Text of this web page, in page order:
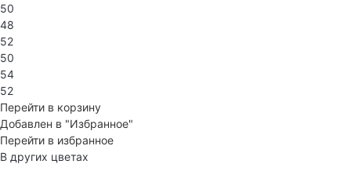
50
48
52
50
54
52
Перейти в корзину
Добавлен в "Избранное"
Перейти в избранное
В других цветах